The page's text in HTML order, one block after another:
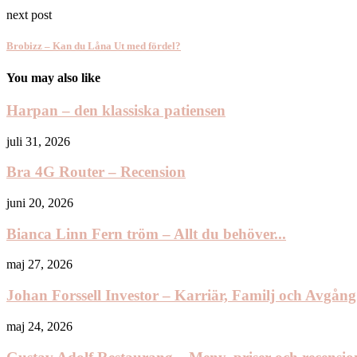
next post
Brobizz – Kan du Låna Ut med fördel?
You may also like
Harpan – den klassiska patiensen
juli 31, 2026
Bra 4G Router – Recension
juni 20, 2026
Bianca Linn Fern tröm – Allt du behöver...
maj 27, 2026
Johan Forssell Investor – Karriär, Familj och
maj 24, 2026